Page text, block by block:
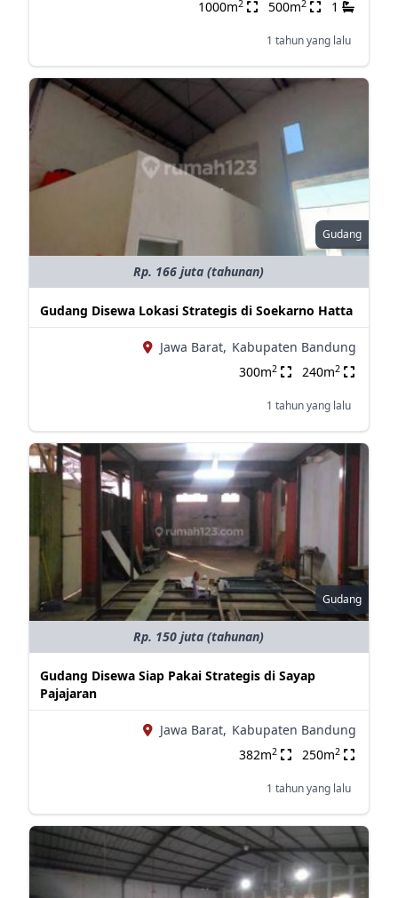
1000m2 500m2 1
1 tahun yang lalu
Gudang
Rp. 166 juta (tahunan)
Gudang Disewa Lokasi Strategis di Soekarno Hatta
Jawa Barat, Kabupaten Bandung
300m2 240m2
1 tahun yang lalu
Gudang
Rp. 150 juta (tahunan)
Gudang Disewa Siap Pakai Strategis di Sayap
Pajajaran
Jawa Barat, Kabupaten Bandung
382m2 250m2
1 tahun yang lalu